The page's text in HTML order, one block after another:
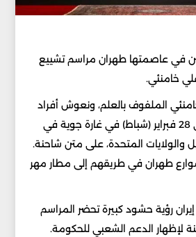
في عاصمتها طهران مراسم تشييع
خامنئي.
الملفوف بالعلم، ونعوش أفراد
عائلته الذين قتلوا في 28 فبراير (شباط) في غارة جوية في
والولايات المتحدة، على متن شاحنة.
طهران في طريقهم إلى مطار مهر
رؤية حشود كبيرة تحضر المراسم
لإظهار الدعم الشعبي للحكومة.